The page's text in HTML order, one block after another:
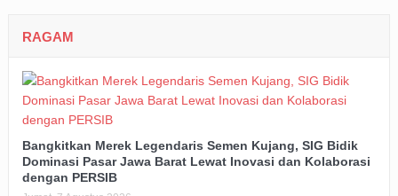
RAGAM
Bangkitkan Merek Legendaris Semen Kujang, SIG Bidik
Dominasi Pasar Jawa Barat Lewat Inovasi dan Kolaborasi
dengan PERSIB